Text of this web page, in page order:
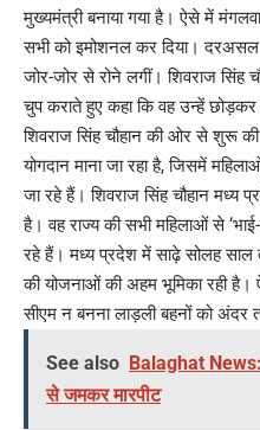
मुख्यमंत्री बनाया गया है। ऐसे में
सभी को इमोशनल कर दिया। दरअसल
जोर-जोर से रोने लगीं। शिवराज सिंह
चुप कराते हुए कहा कि वह उन्हें
शिवराज सिंह चौहान की ओर से शुरू की
योगदान माना जा रहा है, जिसमें
जा रहे हैं। शिवराज सिंह चौहान मध्य
है। वह राज्य की सभी महिलाओं से
रहे हैं। मध्य प्रदेश में साढ़े सोलह साल
की योजनाओं की अहम भूमिका रही है।
सीएम न बनना लाड़ली बहनों को अंदर
See also Balaghat News:
से जमकर मारपीट